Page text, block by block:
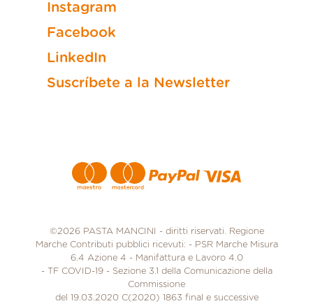
Instagram
Facebook
LinkedIn
Suscríbete a la Newsletter
Métodos de pago
©2026 PASTA MANCINI - diritti riservati. Regione
Marche Contributi pubblici ricevuti: - PSR Marche Misura
6.4 Azione 4 - Manifattura e Lavoro 4.0
- TF COVID-19 - Sezione 3.1 della Comunicazione della
Commissione
del 19.03.2020 C(2020) 1863 final e successive